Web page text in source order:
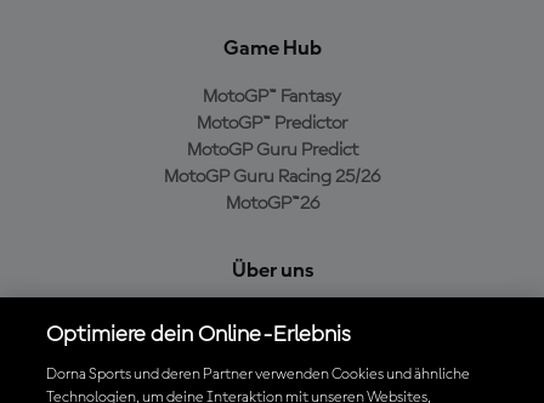
Game Hub
MotoGP™ Fantasy
MotoGP™ Predictor
MotoGP Guru Predict
MotoGP Guru Racing 25/26
MotoGP™26
Über uns
Cookie-Richtlinien
Geschäftsbedingungen
Optimiere dein Online-Erlebnis
Dorna Sports und deren Partner verwenden Cookies und ähnliche
Technologien, um deine Interaktion mit unseren Websites,